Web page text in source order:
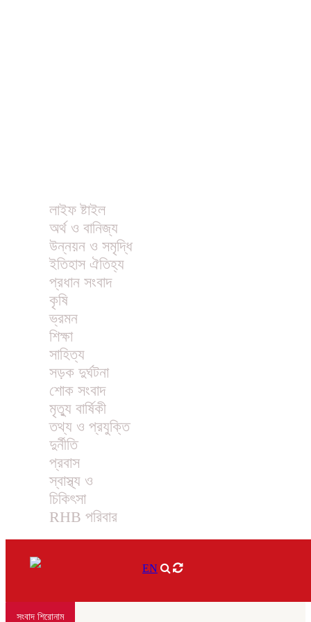
লাইফ ষ্টাইল
অর্থ ও বানিজ্য
উন্নয়ন ও সমৃদ্ধি
ইতিহাস ঐতিহ্য
প্রধান সংবাদ
কৃষি
ভ্রমন
শিক্ষা
সাহিত্য
সড়ক দুর্ঘটনা
শোক সংবাদ
মৃত্যু বার্ষিকী
তথ্য ও প্রযুক্তি
দুর্নীতি
প্রবাস
স্বাস্থ্য ও
চিকিৎসা
RHB পরিবার
EN
সংবাদ শিরোনাম